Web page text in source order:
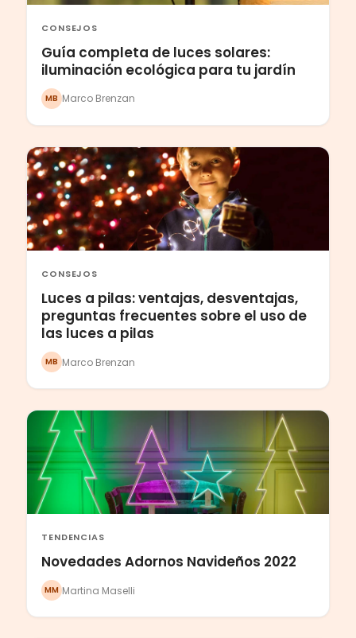
CONSEJOS
Guía completa de luces solares:
iluminación ecológica para tu jardín
MB Marco Brenzan
CONSEJOS
Luces a pilas: ventajas, desventajas,
preguntas frecuentes sobre el uso de
las luces a pilas
MB Marco Brenzan
TENDENCIAS
Novedades Adornos Navideños 2022
MM Martina Maselli